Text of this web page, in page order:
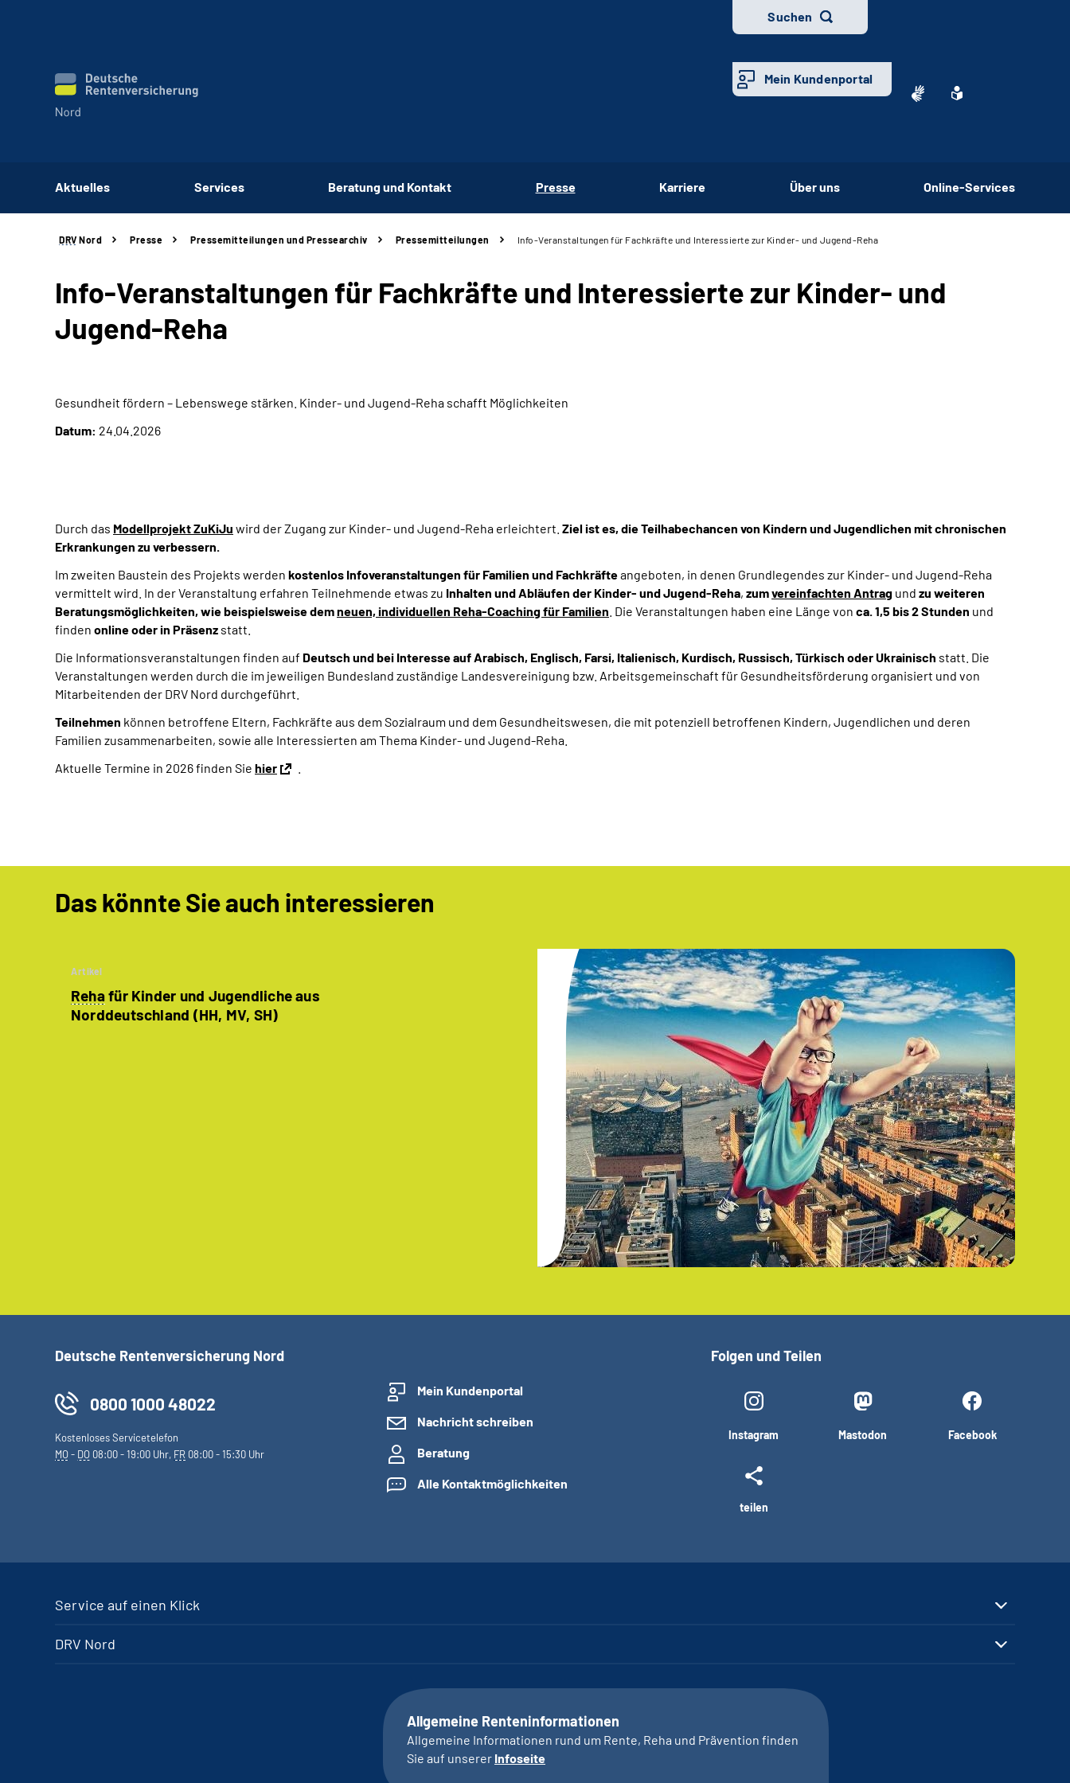
Suchen
Mein Kundenportal
Aktuelles Services Beratung und Kontakt Presse Karriere Über uns Online-Services
DRV Nord Presse Pressemitteilungen und Pressearchiv Pressemitteilungen Info-Veranstaltungen für Fachkräfte und Interessierte zur Kinder- und Jugend-Reha
Info-Veranstaltungen für Fachkräfte und Interessierte zur Kinder- und
Jugend-Reha
Gesundheit fördern – Lebenswege stärken. Kinder- und Jugend-Reha schafft Möglichkeiten
Datum: 24.04.2026
Durch das Modellprojekt ZuKiJu wird der Zugang zur Kinder- und Jugend-Reha erleichtert. Ziel ist es, die Teilhabechancen von Kindern und Jugendlichen mit chronischen
Erkrankungen zu verbessern.
Im zweiten Baustein des Projekts werden kostenlos Infoveranstaltungen für Familien und Fachkräfteangeboten, in denen Grundlegendes zur Kinder- und Jugend-Reha
vermittelt wird. In der Veranstaltung erfahren Teilnehmende etwas zu Inhalten und Abläufen der Kinder- und Jugend-Reha, zumvereinfachten Antrag und zu weiteren
Beratungsmöglichkeiten, wie beispielsweise demneuen, individuellen Reha-Coaching für Familien . Die Veranstaltungen haben eine Länge von ca. 1,5 bis 2 Stunden und
finden online oder in Präsenz statt.
Die Informationsveranstaltungen finden auf Deutsch und bei Interesse auf Arabisch, Englisch, Farsi, Italienisch, Kurdisch, Russisch, Türkisch oder Ukrainisch statt. Die
Veranstaltungen werden durch die im jeweiligen Bundesland zuständige Landesvereinigung bzw. Arbeitsgemeinschaft für Gesundheitsförderung organisiert und von
Mitarbeitenden der DRV Nord durchgeführt.
Teilnehmen können betroffene Eltern, Fachkräfte aus dem Sozialraum und dem Gesundheitswesen, die mit potenziell betroffenen Kindern, Jugendlichen und deren
Familien zusammenarbeiten, sowie alle Interessierten am Thema Kinder- und Jugend-Reha.
Aktuelle Termine in 2026 finden Sie hier
Das könnte Sie auch interessieren
Artikel
Rehafür Kinder und Jugendliche aus
Norddeutschland (HH, MV, SH)
Deutsche Rentenversicherung Nord
0800 1000 48022
Kostenloses Servicetelefon
MO- DO 08:00 - 19:00 Uhr, FR 08:00 - 15:30 Uhr
Mein Kundenportal
Nachricht schreiben
Beratung
Alle Kontaktmöglichkeiten
Folgen und Teilen
Instagram Mastodon Facebook
teilen
Service auf einen Klick
DRV Nord
Allgemeine Renteninformationen
Allgemeine Informationen rund um Rente, Reha und Prävention finden
Sie auf unserer Infoseite